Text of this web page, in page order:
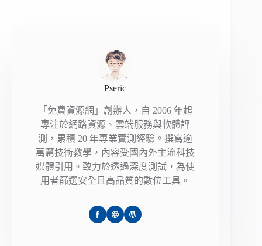
Pseric
「免費資源網」創辦人，自 2006 年起
專注於網路資源、雲端服務與軟體評
測，累積 20 年專業實測經驗。撰寫逾
萬篇技術教學，內容受國內外主流科技
媒體引用。致力於透過深度測試，為使
用者篩選安全且高品質的數位工具。